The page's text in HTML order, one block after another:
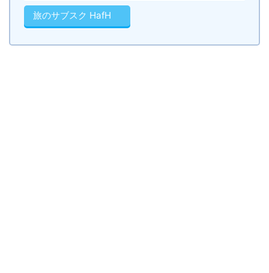
旅のサブスク HafH